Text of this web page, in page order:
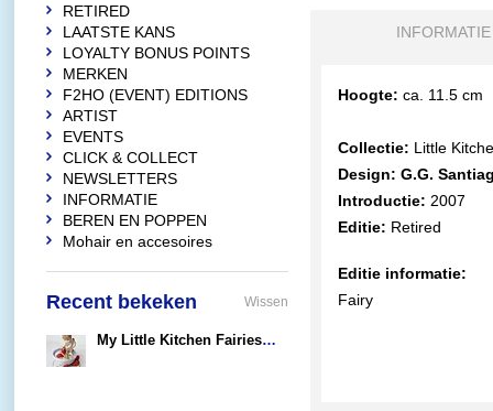
INFORMATIE
Hoogte: ca. 11.5 cm
Collectie: Little
Design: G.G.
Introductie: 2007
Editie: Retired
Editie informatie:
Fairy
RETIRED
LAATSTE KANS
LOYALTY BONUS POINTS
MERKEN
F2HO (EVENT) EDITIONS
ARTIST
EVENTS
CLICK & COLLECT
NEWSLETTERS
INFORMATIE
BEREN EN POPPEN
Mohair en accesoires
Recent bekeken Wissen
My Little Kitchen Fairies Cereal Fairie